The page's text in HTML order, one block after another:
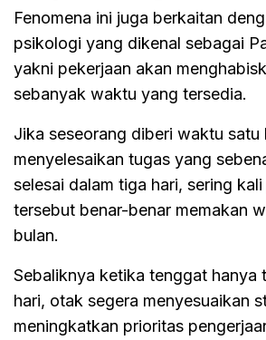
Fenomena ini juga berkaitan
psikologi yang dikenal sebagai
yakni pekerjaan akan
sebanyak waktu yang tersedia.
Jika seseorang diberi waktu satu
menyelesaikan tugas yang
selesai dalam tiga hari, sering
tersebut benar-benar memakan
bulan.
Sebaliknya ketika tenggat hanya
hari, otak segera menyesuaikan
meningkatkan prioritas